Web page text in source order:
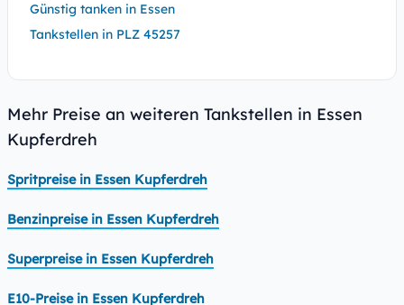
Günstig tanken in Essen
Tankstellen in PLZ 45257
Mehr Preise an weiteren Tankstellen in Essen
Kupferdreh
Spritpreise in Essen Kupferdreh
Benzinpreise in Essen Kupferdreh
Superpreise in Essen Kupferdreh
E10-Preise in Essen Kupferdreh